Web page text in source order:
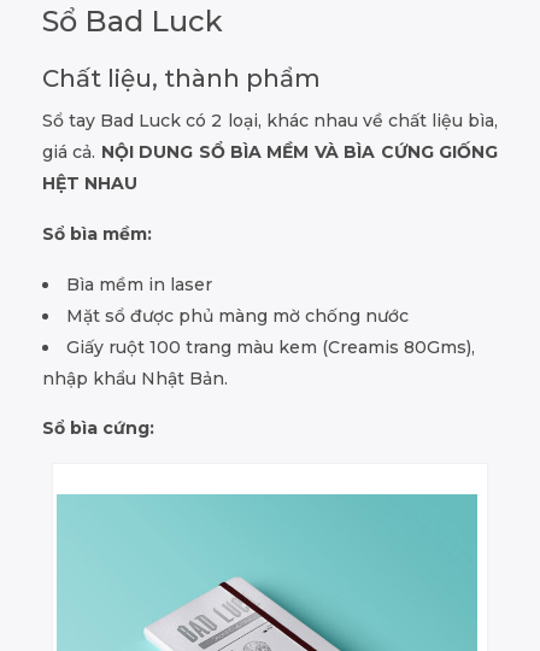
Sổ Bad Luck
Chất liệu, thành phẩm
Sổ tay Bad Luck có 2 loại, khác nhau về chất liệu bìa,
giá cả. NỘI DUNG SỔ BÌA MỀM VÀ BÌA CỨNG GIỐNG
HỆT NHAU
Sổ bìa mềm:
Bìa mềm in laser
Mặt sổ được phủ màng mờ chống nước
Giấy ruột 100 trang màu kem (Creamis 80Gms),
nhập khẩu Nhật Bản.
Sổ bìa cứng: